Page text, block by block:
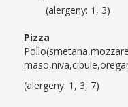
(alergeny: 1, 3)
Pizza
(alergeny: 1, 3, 7)